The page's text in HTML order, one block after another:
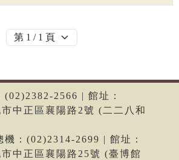
(02)2382-2566 | 館址：
中正區襄陽路2號 (二二八和
機：(02)2314-2699 | 館址：
中正區襄陽路25號 (臺博館